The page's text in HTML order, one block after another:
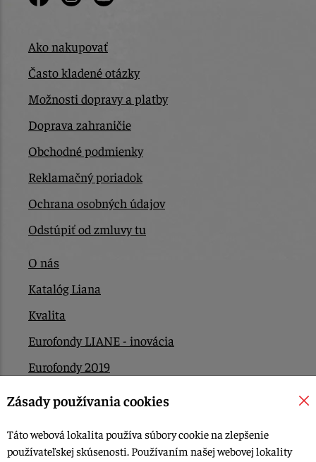
Ako nakupovať
Často kladené otázky
Možnosti dopravy a platby
Doprava zahraničie
Obchodné podmienky
Reklamačný poriadok
Ochrana osobných údajov
Odstúpiť od zmluvy tu
O nás
Katalóg Liana
Kvalita
Eurofondy LIANE - inovácia
Eurofondy 2019
Eurofondy 2022/2023
Kontakt
Zásady používania cookies
Táto webová lokalita používa súbory cookie na zlepšenie
používateľskej skúsenosti. Používaním našej webovej lokality